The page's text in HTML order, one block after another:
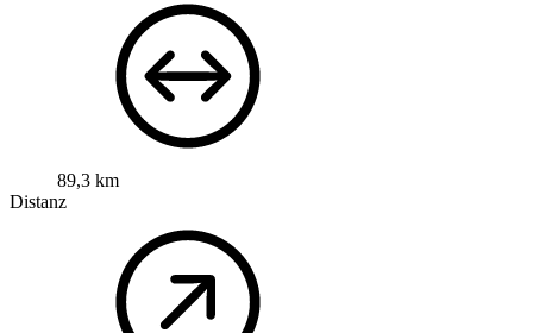
89,3 km
Distanz